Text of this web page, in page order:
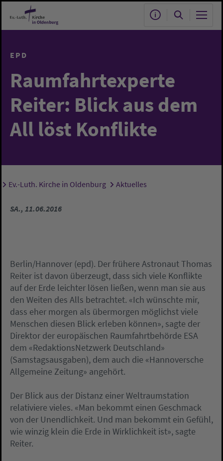
Zum Hauptinhalt springen
EPD
Raumfahrtexperte
Reiter: Blick aus dem
All löst Konflikte
Sie sind hier:
Ev.-Luth. Kirche in Oldenburg Aktuelles
SA., 11.06.2016
Berlin/Hannover (epd). Der frühere Astronaut Thomas
Reiter ist davon überzeugt, dass sich viele Konflikte
auf der Erde leichter lösen ließen, wenn man sie aus
den Weiten des Alls betrachtet. «Ich wünschte mir,
dass eher morgen als übermorgen möglichst viele
Menschen diesen Blick erleben können», sagte der
Direktor der europäischen Raumfahrtbehörde ESA
dem «RedaktionsNetzwerk Deutschland»
(Samstagsausgaben), dem auch die «Hannoversche
Allgemeine Zeitung» angehört.
Der Blick aus der Distanz einer Weltraumstation
relativiere vieles. «Man bekommt einen Geschmack
von der Unendlichkeit. Und man bekommt ein Gefühl,
wie winzig klein die Erde in Wirklichkeit ist», sagte
Reiter.